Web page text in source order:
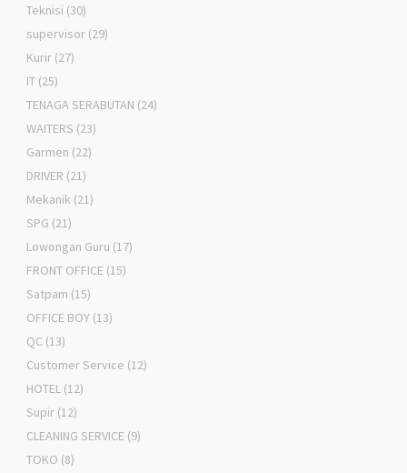
Teknisi (30)
supervisor (29)
Kurir (27)
IT (25)
TENAGA SERABUTAN (24)
WAITERS (23)
Garmen (22)
DRIVER (21)
Mekanik (21)
SPG (21)
Lowongan Guru (17)
FRONT OFFICE (15)
Satpam (15)
OFFICE BOY (13)
QC (13)
Customer Service (12)
HOTEL (12)
Supir (12)
CLEANING SERVICE (9)
TOKO (8)